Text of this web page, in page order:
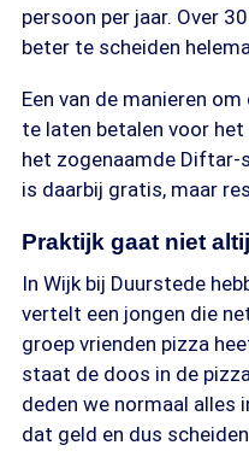
persoon per jaar. Over
beter te scheiden
Een van de manieren
te laten betalen voor
het zogenaamde
is daarbij gratis, maar
Praktijk gaat niet
In Wijk bij Duurstede
vertelt een jongen die
groep vrienden pizza
staat de doos in de
deden we normaal alles
dat geld en dus